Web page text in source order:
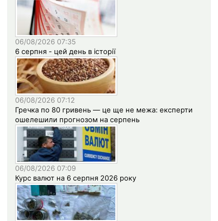
06/08/2026 07:35
6 серпня - цей день в історії
06/08/2026 07:12
Гречка по 80 гривень — це ще не межа: експерти
ошелешили прогнозом на серпень
06/08/2026 07:09
Курс валют на 6 серпня 2026 року